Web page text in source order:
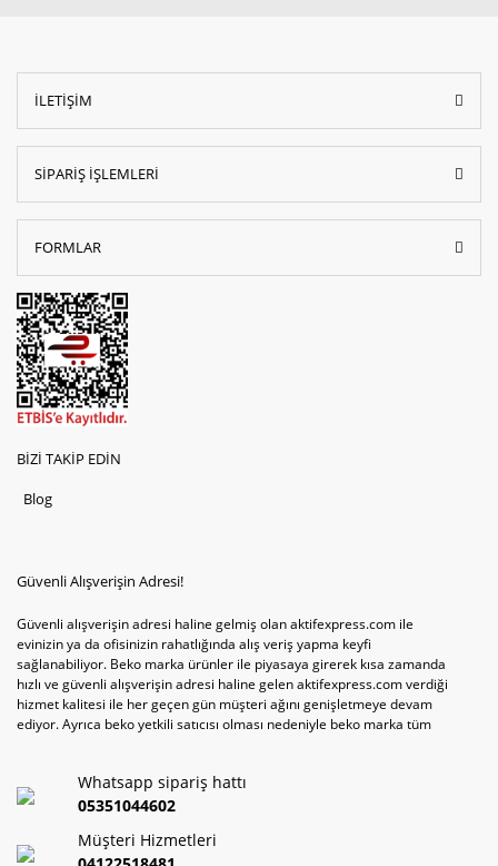
İLETİŞİM
SİPARİŞ İŞLEMLERİ
FORMLAR
BİZİ TAKİP EDİN
Blog
Güvenli Alışverişin Adresi!
Güvenli alışverişin adresi haline gelmiş olan aktifexpress.com ile
evinizin ya da ofisinizin rahatlığında alış veriş yapma keyfi
sağlanabiliyor. Beko marka ürünler ile piyasaya girerek kısa zamanda
hızlı ve güvenli alışverişin adresi haline gelen aktifexpress.com verdiği
hizmet kalitesi ile her geçen gün müşteri ağını genişletmeye devam
ediyor. Ayrıca beko yetkili satıcısı olması nedeniyle beko marka tüm
televizyon ya da bulaşık makinesi değil aynı zamanda çamaşır makinesi
ve kurutma makinesi tercihlerini de hızlı ve güvenli alışveriş ile
Whatsapp sipariş hattı
05351044602
Müşteri Hizmetleri